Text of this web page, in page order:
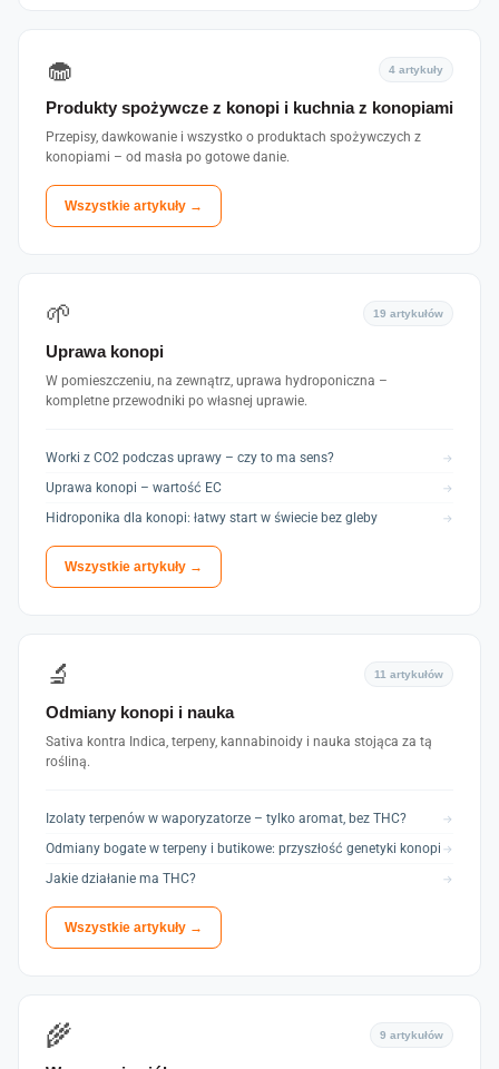
🧁 4 artykuły
Produkty spożywcze z konopi i kuchnia z konopiami
Przepisy, dawkowanie i wszystko o produktach spożywczych z
konopiami – od masła po gotowe danie.
Wszystkie artykuły →
🌱 19 artykułów
Uprawa konopi
W pomieszczeniu, na zewnątrz, uprawa hydroponiczna –
kompletne przewodniki po własnej uprawie.
Worki z CO2 podczas uprawy – czy to ma sens? →
Uprawa konopi – wartość EC →
Hidroponika dla konopi: łatwy start w świecie bez gleby →
Wszystkie artykuły →
🔬 11 artykułów
Odmiany konopi i nauka
Sativa kontra Indica, terpeny, kannabinoidy i nauka stojąca za tą
rośliną.
Izolaty terpenów w waporyzatorze – tylko aromat, bez THC? →
Odmiany bogate w terpeny i butikowe: przyszłość genetyki konopi →
Jakie działanie ma THC? →
Wszystkie artykuły →
🌾 9 artykułów